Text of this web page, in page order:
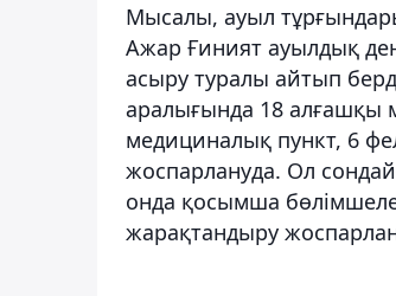
Мысалы, ауыл
Ажар Ғиният ауылдық
асыру туралы айтып
аралығында 18 алғашқы
медициналық пункт, 6
жоспарлануда. Ол
онда қосымша
жарақтандыру